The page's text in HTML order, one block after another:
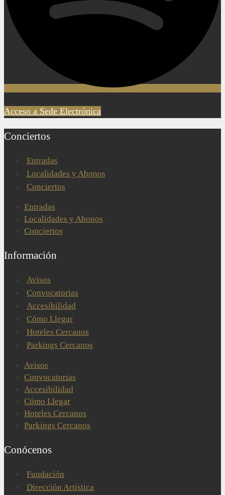
Acceso a Sede Electrónica
Conciertos
Entradas
Localidades y Abonos
Conciertos
Entradas
Localidades y Abonos
Conciertos
Información
Avisos
Convocatorias
Accesibilidad
Cómo Llegar
Hoteles Cercanos
Parkings Cercanos
Avisos
Convocatorias
Accesibilidad
Cómo Llegar
Hoteles Cercanos
Parkings Cercanos
Conócenos
Fundación
Dirección Artística